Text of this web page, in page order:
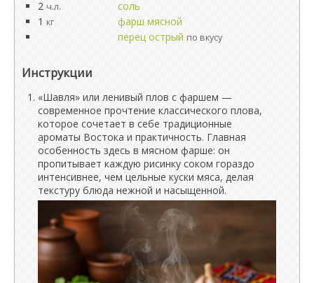
2 ч.л.
соль
1 кг
фарш мясной
перец острый по вкусу
Инструкции
«Шавля» или ленивый плов с фаршем —
современное прочтение классического плова,
которое сочетает в себе традиционные
ароматы Востока и практичность. Главная
особенность здесь в мясном фарше: он
пропитывает каждую рисинку соком гораздо
интенсивнее, чем цельные куски мяса, делая
текстуру блюда нежной и насыщенной.